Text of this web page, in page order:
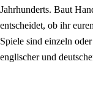
Jahrhunderts. Baut
entscheidet, ob ihr
Spiele sind einzeln
englischer und